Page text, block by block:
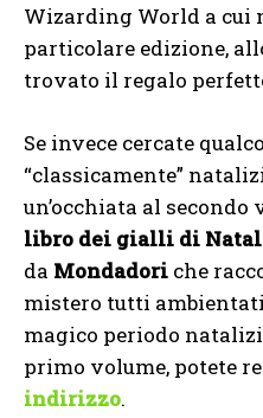
Wizarding World a cui
particolare edizione,
trovato il regalo
Se invece cercate
“classicamente”
un’occhiata al secondo
libro dei gialli di
da Mondadori che
mistero tutti
magico periodo
primo volume, potete
indirizzo.